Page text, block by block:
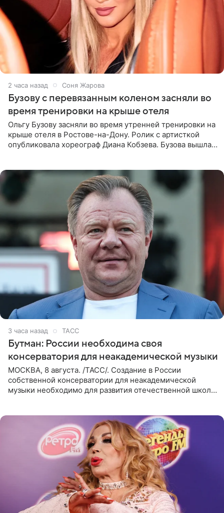
2 часа назад Соня Жарова
Бузову с перевязанным коленом засняли во
время тренировки на крыше отеля
Ольгу Бузову засняли во время утренней тренировки на
крыше отеля в Ростове-на-Дону. Ролик с артисткой
опубликовала хореограф Диана Кобзева. Бузова вышла
3 часа назад ТАСС
Бутман: России необходима своя
консерватория для неакадемической музыки
МОСКВА, 8 августа. /ТАСС/. Создание в России
собственной консерватории для неакадемической
музыки необходимо для развития отечественной школы